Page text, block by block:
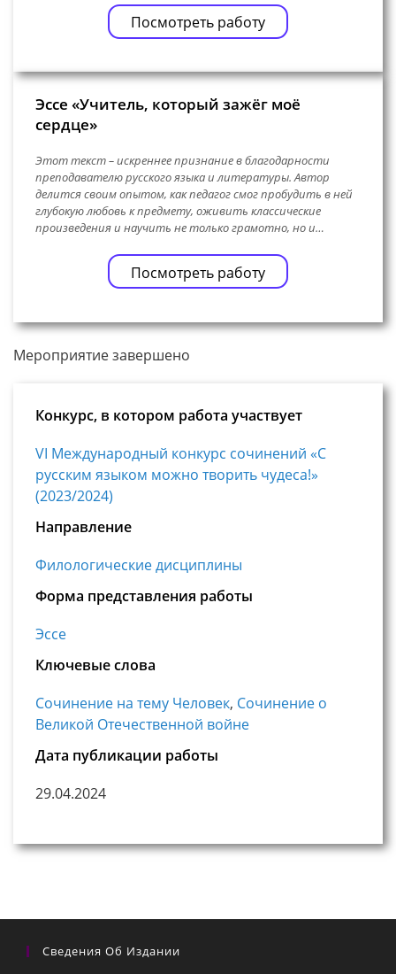
Посмотреть работу
Эссе «Учитель, который зажёг моё
сердце»
Этот текст – искреннее признание в благодарности
преподавателю русского языка и литературы. Автор
делится своим опытом, как педагог смог пробудить в ней
глубокую любовь к предмету, оживить классические
произведения и научить не только грамотно, но и…
Посмотреть работу
Мероприятие завершено
Конкурс, в котором работа участвует
VI Международный конкурс сочинений «С
русским языком можно творить чудеса!»
(2023/2024)
Направление
Филологические дисциплины
Форма представления работы
Эссе
Ключевые слова
Сочинение на тему Человек, Сочинение о
Великой Отечественной войне
Дата публикации работы
29.04.2024
Сведения Об Издании